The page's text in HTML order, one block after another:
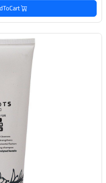
productList.addToCart